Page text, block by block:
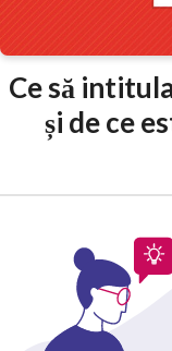
Ce să
și de ce